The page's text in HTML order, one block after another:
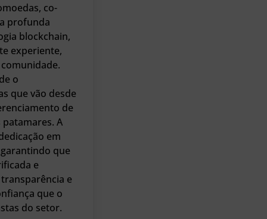
co-
profunda
blockchain,
experiente,
o
que vão desde
de
A
em
que
e
e
que o
do setor.